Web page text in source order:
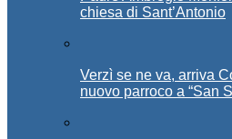
chiesa di Sant’Antonio
Verzì se ne va, arriva
nuovo parroco a “San